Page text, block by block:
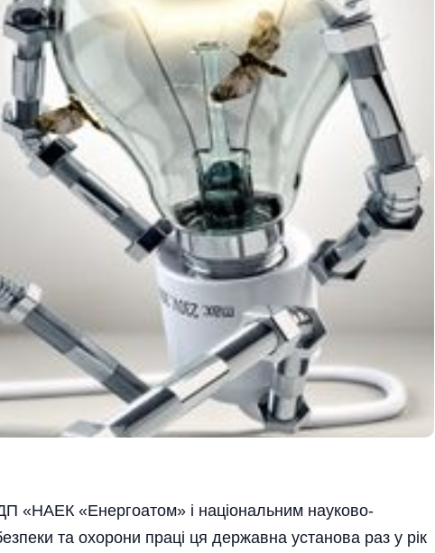
«НАЕК «Енергоатом» і національним науково-
та охорони праці ця дер­жавна установа раз у рік